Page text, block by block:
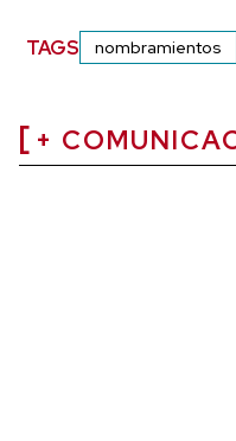
TAGS nombramientos
+